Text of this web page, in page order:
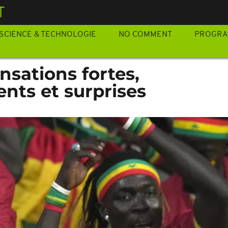
SCIENCE & TECHNOLOGIE NO COMMENT
fortes,
et surprises